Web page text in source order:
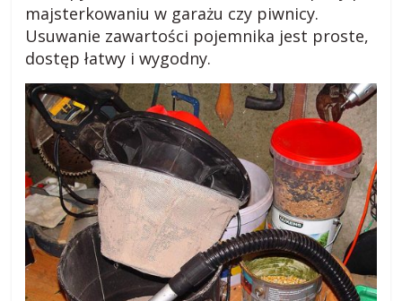
majsterkowaniu w garażu czy piwnicy.
Usuwanie zawartości pojemnika jest proste,
dostęp łatwy i wygodny.